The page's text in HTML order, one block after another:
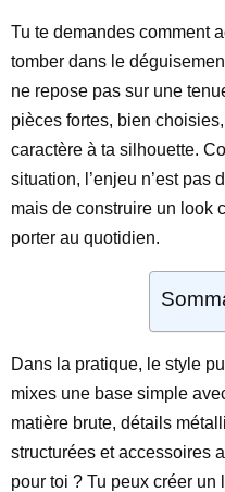
Tu te demandes comment
tomber dans le
ne repose pas sur une
pièces fortes, bien
caractère à ta silhouette.
situation, l’enjeu n’est pas
mais de construire un look
porter au quotidien.
Dans la pratique, le style
mixes une base simple
matière brute, détails
structurées et accessoires
pour toi ? Tu peux créer